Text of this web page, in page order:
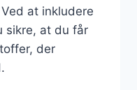
at inkludere
sikre, at du får
der